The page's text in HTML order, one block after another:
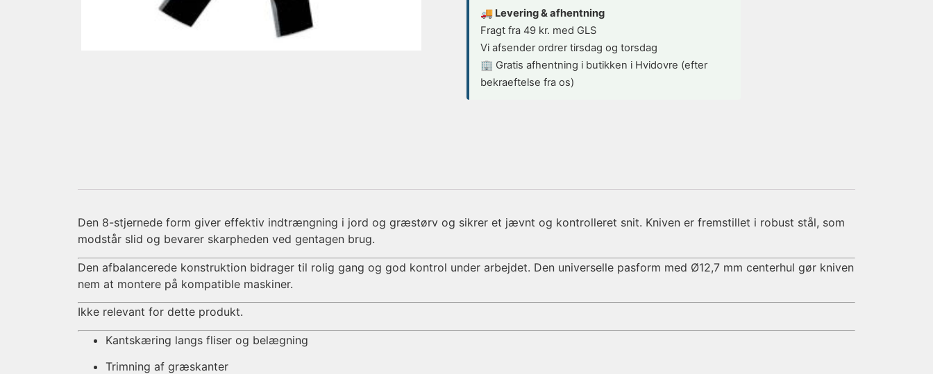
🚚 Levering & afhentning
Fragt fra 49 kr. med GLS
Vi afsender ordrer tirsdag og torsdag
🏢 Gratis afhentning i butikken i Hvidovre (efter
bekraeftelse fra os)
Den 8-stjernede form giver effektiv indtrængning i jord og græstørv og sikrer et jævnt og kontrolleret snit. Kniven er fremstillet i robust stål, som
modstår slid og bevarer skarpheden ved gentagen brug.
Den afbalancerede konstruktion bidrager til rolig gang og god kontrol under arbejdet. Den universelle pasform med Ø12,7 mm centerhul gør kniven
nem at montere på kompatible maskiner.
Ikke relevant for dette produkt.
Kantskæring langs fliser og belægning
Trimning af græskanter